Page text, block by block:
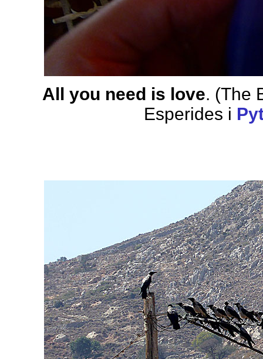
All you need is love. (The
Esperides i